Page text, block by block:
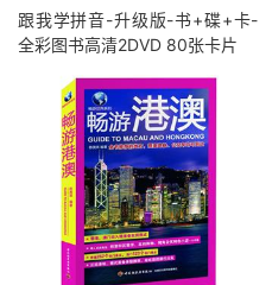
跟我学拼音-升级版-书+碟+卡-
全彩图书高清2DVD 80张卡片